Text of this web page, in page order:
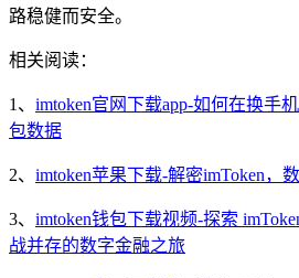
路稳健而安全。
相关阅读：
1、 imtoken官网下载app-如何在换手
包数据
2、 imtoken苹果下载-解密imToken，
3、 imtoken钱包下载视频-探索
战并存的数字金融之旅